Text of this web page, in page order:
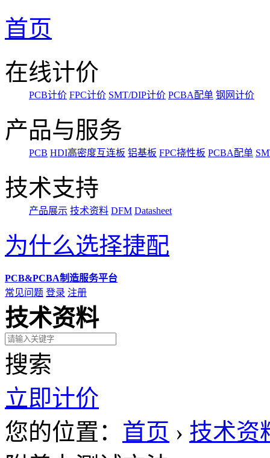
首页
在线计价
PCB计价 FPC计价 SMT/DIP计价 PCBA配单 钢网计价
产品与服务
PCB HDI高密度互连板 铝基板 FPC挠性板 PCBA配单
技术支持
产品展示 技术资料 DFM Datasheet
为什么选择捷配
PCB&PCBA制造服务平台
常见问题 登录 注册
技术资料
搜索
立即计价
您的位置： 首页 › 技术资